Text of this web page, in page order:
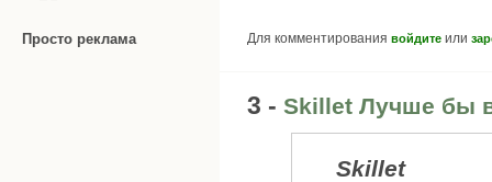
Просто реклама Для комментирования войдите или
3 - Skillet Лучше бы
Skillet